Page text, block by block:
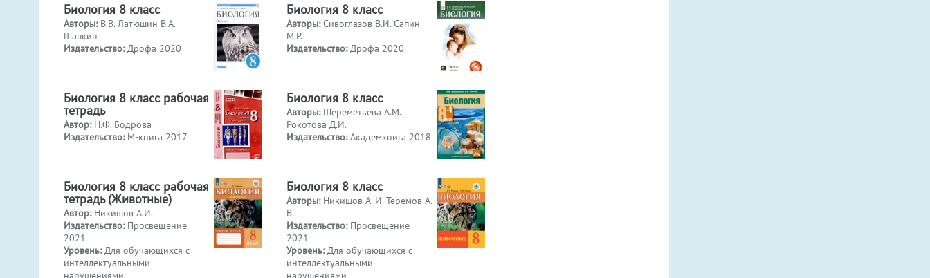
Биология 8 класс
Авторы: В.В. Латюшин В.А.
Шапкин
Издательство:Дрофа 2020
Биология 8 класс
Авторы:Сивоглазов В.И. Сапин
М.Р.
Издательство:Дрофа 2020
Биология 8 класс рабочая
тетрадь
Автор: Н.Ф. Бодрова
Издательство: М-книга 2017
Биология 8 класс
Авторы: Шереметьева А.М.
Рокотова Д.И.
Издательство:Академкнига 2018
Биология 8 класс рабочая
тетрадь (Животные)
Автор: Никишов А.И.
Издательство: Просвещение
2021
Уровень: Для обучающихся с
интеллектуальными
нарушениями
Биология 8 класс
Авторы: Никишов А. И. Теремов А.
В.
Издательство: Просвещение
2021
Уровень: Для обучающихся с
интеллектуальными
нарушениями